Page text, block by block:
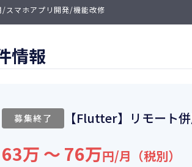
/スマホアプリ開発/機能改修
情報
募集終了 【Flutter】リモート
63万 〜 76万円/月（税別）